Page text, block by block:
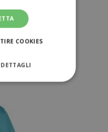
COOKIES
NECESSARI